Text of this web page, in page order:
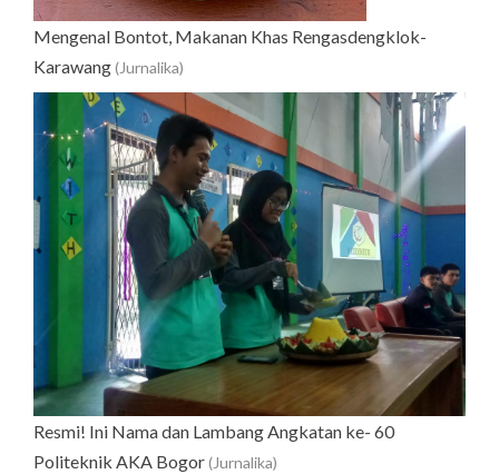
Mengenal Bontot, Makanan Khas Rengasdengklok-
Karawang(Jurnalika)
Resmi! Ini Nama dan Lambang Angkatan ke- 60
Politeknik AKA Bogor(Jurnalika)